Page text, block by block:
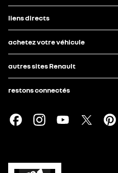
liens directs
achetez votre véhicule
autres sites Renault
restons connectés